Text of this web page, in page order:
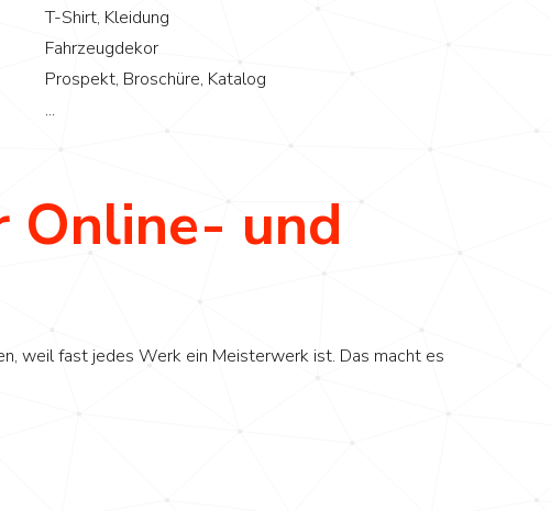
T-Shirt, Kleidung
Fahrzeugdekor
Prospekt, Broschüre, Katalog
...
Online- und
weil fast jedes Werk ein Meisterwerk ist. Das macht es